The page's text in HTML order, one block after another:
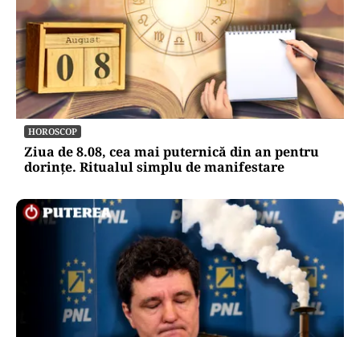
HOROSCOP
Ziua de 8.08, cea mai puternică din an pentru
dorințe. Ritualul simplu de manifestare